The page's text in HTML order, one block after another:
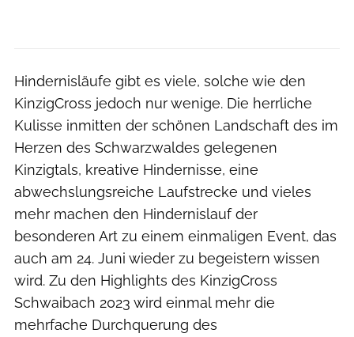
Hindernisläufe gibt es viele, solche wie den
KinzigCross jedoch nur wenige. Die herrliche
Kulisse inmitten der schönen Landschaft des im
Herzen des Schwarzwaldes gelegenen
Kinzigtals, kreative Hindernisse, eine
abwechslungsreiche Laufstrecke und vieles
mehr machen den Hindernislauf der
besonderen Art zu einem einmaligen Event, das
auch am 24. Juni wieder zu begeistern wissen
wird. Zu den Highlights des KinzigCross
Schwaibach 2023 wird einmal mehr die
mehrfache Durchquerung des